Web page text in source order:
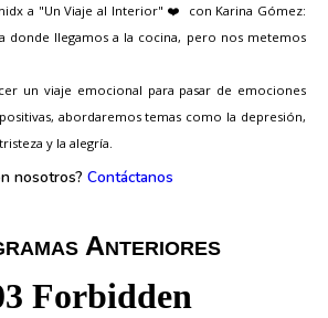
a "Un Viaje al Interior" ❤
con Karina Gómez:
donde llegamos a la cocina, pero nos metemos
un viaje emocional para pasar de emociones
abordaremos temas como la depresión,
y la alegría.
nosotros? Contáctanos
Anteriores